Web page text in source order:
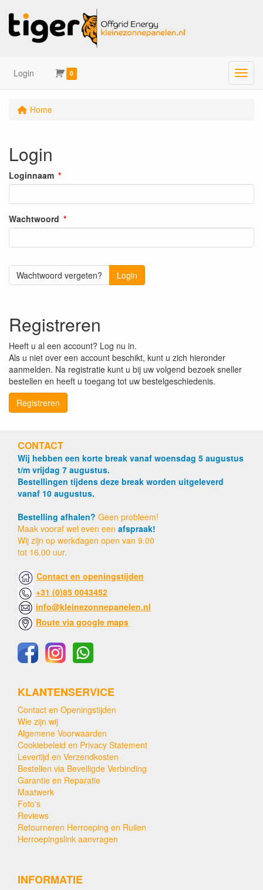
Login 0 Menu
Home
Login
Loginnaam
Wachtwoord
Wachtwoord vergeten? Login
Registreren
Heeft u al een account? Log nu in.
Als u niet over een account beschikt, kunt u zich hieronder
aanmelden. Na registratie kunt u bij uw volgend bezoek sneller
bestellen en heeft u toegang tot uw bestelgeschiedenis.
Registreren
CONTACT
Wij hebben een korte break vanaf woensdag 5 augustus
t/m vrijdag 7 augustus.
Bestellingen tijdens deze break worden uitgeleverd
vanaf 10 augustus.
Bestelling afhalen? Geen probleem!
Maak vooraf wel even een afspraak!
Wij zijn op werkdagen open van 9.00
tot 16.00 uur.
Contact en openingstijden
+31 (0)85 0043452
info@kleinezonnepanelen.nl
Route via google maps
KLANTENSERVICE
Contact en Openingstijden
Wie zijn wij
Algemene Voorwaarden
Cookiebeleid en Privacy Statement
Levertijd en Verzendkosten
Bestellen via Beveiligde Verbinding
Garantie en Reparatie
Maatwerk
Foto's
Reviews
Retourneren Herroeping en Ruilen
Herroepingslink aanvragen
INFORMATIE